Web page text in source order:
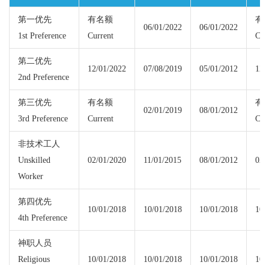
第一优先
1st Preference
有名额
Current
06/01/2022 06/01/2022
有
第二优先
2nd Preference
12/01/2022 07/08/2019 05/01/2012 12/
第三优先
3rd Preference
有名额
Current
02/01/2019 08/01/2012
有
非技术工人
Unskilled
Worker
02/01/2020 11/01/2015 08/01/2012 02/
第四优先
4th Preference
10/01/2018 10/01/2018 10/01/2018 10/
神职人员
Religious
10/01/2018 10/01/2018 10/01/2018 10/